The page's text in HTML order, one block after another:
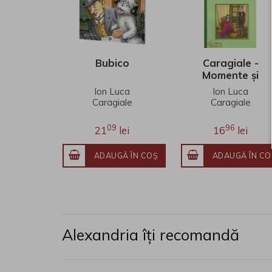
Bubico
Ion Luca
Caragiale
2109 lei
ADAUGĂ ÎN COŞ
Caragiale -
Momente și
schițe
Ion Luca
Caragiale
1696 lei
ADAUGĂ ÎN
Alexandria îți recomandă